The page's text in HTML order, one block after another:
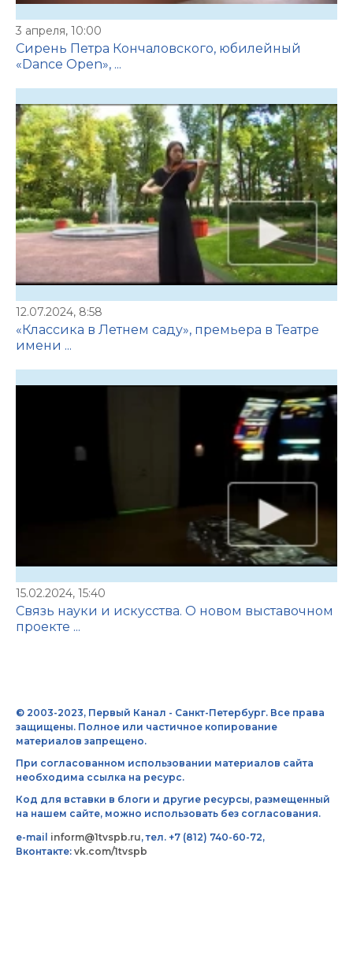
3 апреля, 10:00
Сирень Петра Кончаловского, юбилейный
«Dance Open», ...
12.07.2024, 8:58
«Классика в Летнем саду», премьера в Театре
имени ...
15.02.2024, 15:40
Связь науки и искусства. О новом выставочном
проекте ...
© 2003-2023, Первый Канал - Санкт-Петербург. Все права
защищены. Полное или частичное копирование
материалов запрещено.
При согласованном использовании материалов сайта
необходима ссылка на ресурс.
Код для вставки в блоги и другие ресурсы, размещенный
на нашем сайте, можно использовать без согласования.
e-mail inform@1tvspb.ru, тел. +7 (812) 740-60-72,
Вконтакте: vk.com/1tvspb